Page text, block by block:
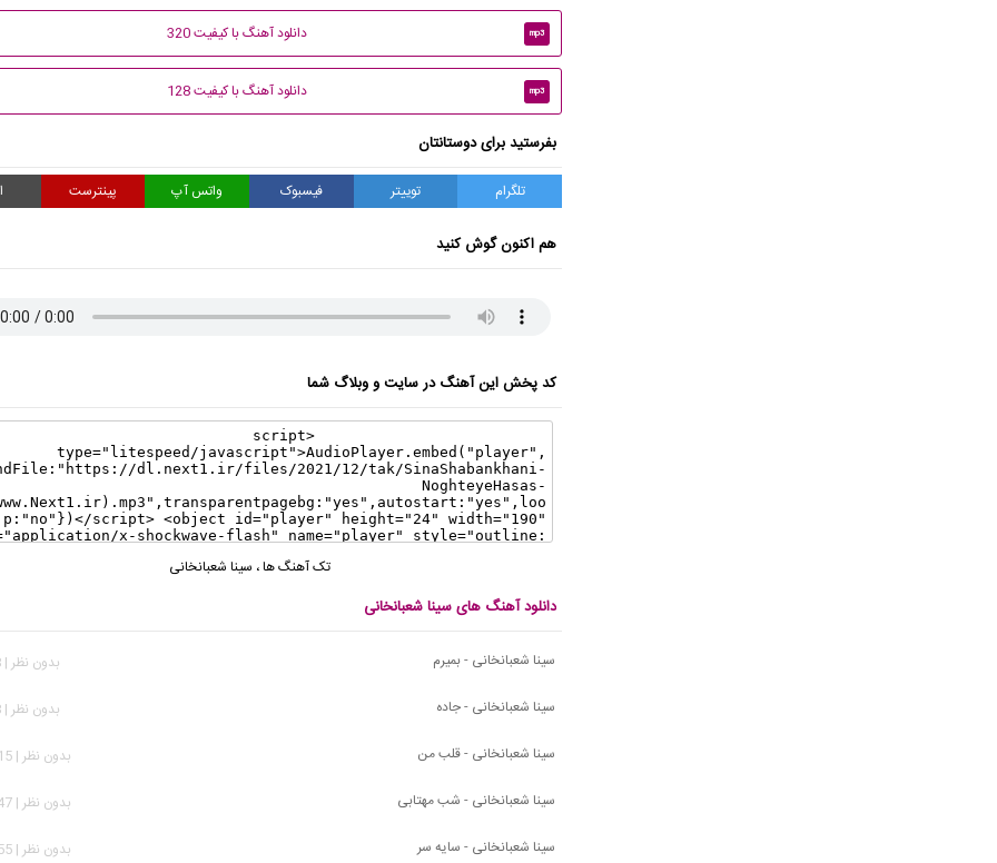
mp3 دانلود آهنگ با کیفیت 320
mp3 دانلود آهنگ با کیفیت 128
بفرستید برای دوستانتان
تلگرام توییتر فیسبوک واتس آپ پینترست
هم اکنون گوش کنید
کد پخش این آهنگ در سایت و وبلاگ شما
تک آهنگ ها، سینا شعبانخانی
دانلود آهنگ های سینا شعبانخانی
سینا شعبانخانی - بمیرم
بدون نظر | 208 بازدید
سینا شعبانخانی - جاده
بدون نظر | 648 بازدید
سینا شعبانخانی - قلب من
بدون نظر | 1,215 بازدید
سینا شعبانخانی - شب مهتابی
بدون نظر | 1,547 بازدید
سینا شعبانخانی - سایه سر
بدون نظر | 4,955 بازدید